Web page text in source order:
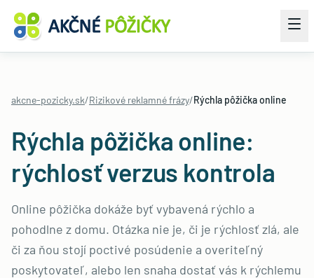
akcne-pozicky.sk/Rizikové reklamné frázy/Rýchla pôžička online
Rýchla pôžička online:
rýchlosť verzus kontrola
Online pôžička dokáže byť vybavená rýchlo a
pohodlne z domu. Otázka nie je, či je rýchlosť zlá, ale
či za ňou stojí poctivé posúdenie a overiteľný
poskytovateľ, alebo len snaha dostať vás k rýchlemu